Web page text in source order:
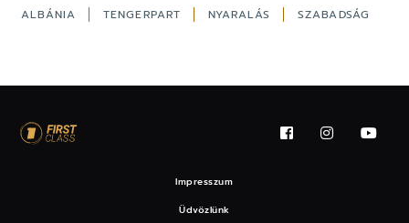
ALBÁNIA
TENGERPART NYARALÁS SZABADSÁG
Impresszum
Üdvözlünk